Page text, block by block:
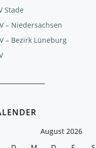
Stade
– Niedersachsen
– Bezirk Lüneburg
August 2026